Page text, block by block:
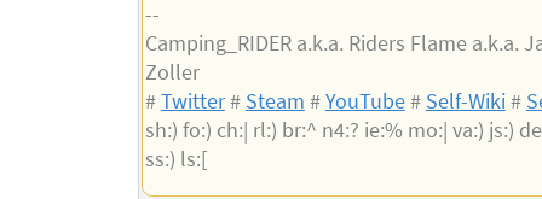
--
Camping_RIDER a.k.a. Riders Flame a.k.a.
Zoller
#Twitter# Steam #YouTube# Self-Wiki#
sh:) fo:) ch:| rl:) br:^ n4:? ie:% mo:| va:) js:)
ss:) ls:[